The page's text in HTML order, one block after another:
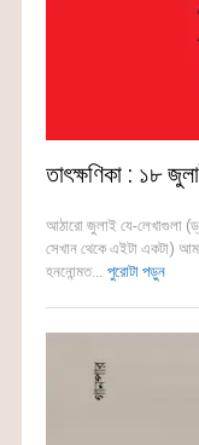
তাৎক্ষণিকা : ১৮
আঠারো জুলাই যে-লেখাগুলা
সেখান থেকে এইটা একটা)
হননোন্মত... পুরোটা পড়ুন